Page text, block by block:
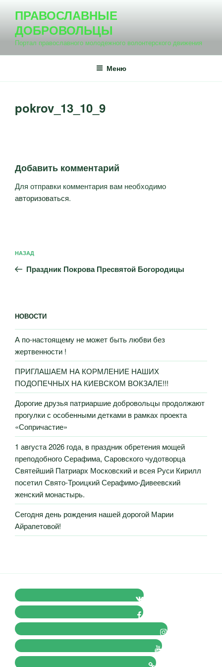
содержимому
ПРАВОСЛАВНЫЕ
ДОБРОВОЛЬЦЫ
Портал православного молодежного волонтерского движения
Меню
pokrov_13_10_9
Добавить комментарий
Для отправки комментария вам необходимо
авторизоваться.
по
записям
Предыдущая
запись:
НАЗАД
Праздник Покрова Пресвятой Богородицы
НОВОСТИ
А по-настоящему не может быть любви без
жертвенности !
ПРИГЛАШАЕМ НА КОРМЛЕНИЕ НАШИХ
ПОДОПЕЧНЫХ НА КИЕВСКОМ ВОКЗАЛЕ!!!
Дорогие друзья патриаршие добровольцы продолжают
прогулки с особенными детками в рамках проекта
«Сопричастие»
1 августа 2026 года, в праздник обретения мощей
преподобного Серафима, Саровского чудотворца
Святейший Патриарх Московский и всея Руси Кирилл
посетил Свято-Троицкий Серафимо-Дивеевский
женский монастырь.
Сегодня день рождения нашей дорогой Марии
Айрапетовой!
VK Православные Добровольцы
FB Православные Добровольцы
Instagram Православные Добровольцы
Youtube Православные Добровольцы
Tik-tok Православные Добровольцы